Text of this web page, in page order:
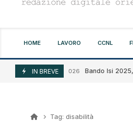
HOME LAVORO CCNL
IN BREVE
Agosto 6, 2026 Bando Isi 2025, cosa
Tag: disabilità